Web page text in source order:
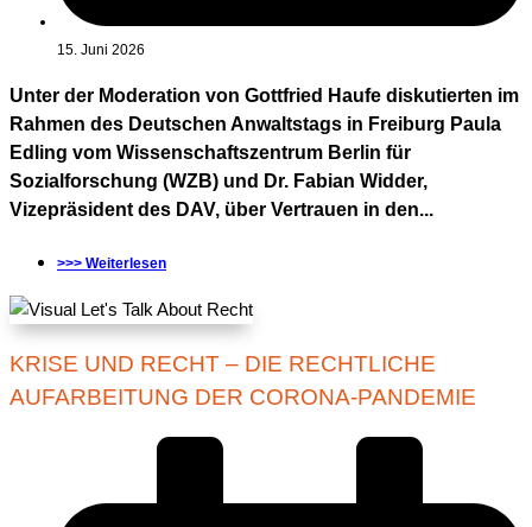
15. Juni 2026
Unter der Moderation von Gottfried Haufe diskutierten im
Rahmen des Deutschen Anwaltstags in Freiburg Paula
Edling vom Wissenschaftszentrum Berlin für
Sozialforschung (WZB) und Dr. Fabian Widder,
Vizepräsident des DAV, über Vertrauen in den...
>>> Weiterlesen
KRISE UND RECHT – DIE RECHTLICHE
AUFARBEITUNG DER CORONA-PANDEMIE